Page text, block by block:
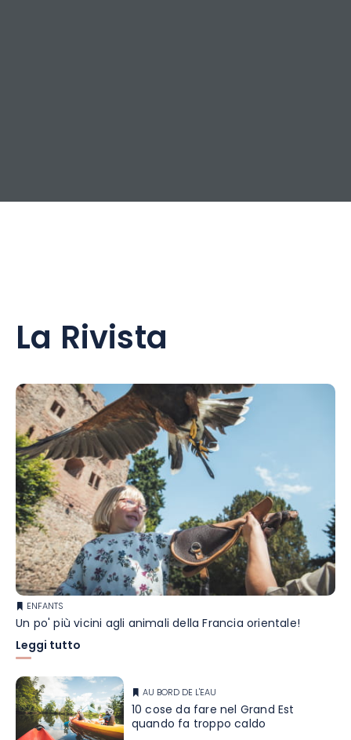
La Rivista
ENFANTS
Un po' più vicini agli animali della Francia orientale!
Leggi tutto
AU BORD DE L'EAU
10 cose da fare nel Grand Est
quando fa troppo caldo